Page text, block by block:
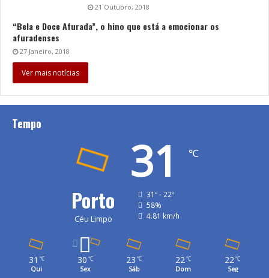
21 Outubro, 2018
“Bela e Doce Afurada”, o hino que está a emocionar os
afuradenses
27 Janeiro, 2018
Ver mais notícias
Tempo
Porto
Céu Limpo
31 ℃
31º - 22º
58%
4.81 km/h
31 ℃
Qui
30 ℃
Sex
23 ℃
Sáb
22℃
Dom
22℃
Seg